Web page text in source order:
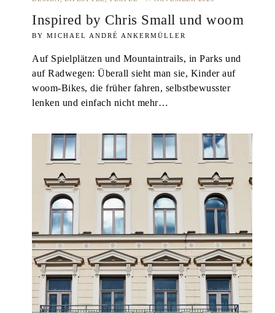
Inspired by Chris Small und woom
MICHAEL ANDRÉ ANKERMÜLLER
Auf Spielplätzen und Mountaintrails, in Parks und
auf Radwegen: Überall sieht man sie, Kinder auf
woom-Bikes, die früher fahren, selbstbewusster
lenken und einfach nicht mehr…